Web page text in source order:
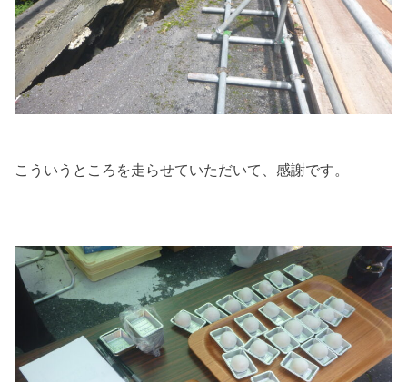
こういうところを走らせていただいて、感謝です。